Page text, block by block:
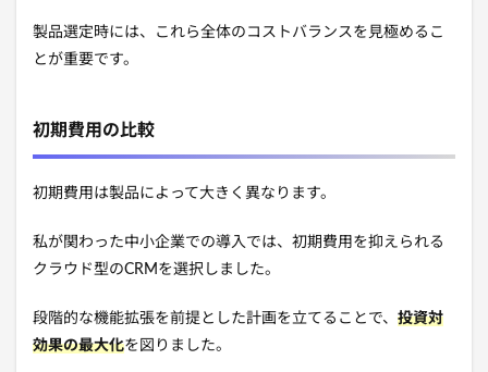
製品選定時には、これら全体のコストバランスを見極めるこ
とが重要です。
初期費用の比較
初期費用は製品によって大きく異なります。
私が関わった中小企業での導入では、初期費用を抑えられる
クラウド型のCRMを選択しました。
段階的な機能拡張を前提とした計画を立てることで、 投資対
効果の最大化を図りました。